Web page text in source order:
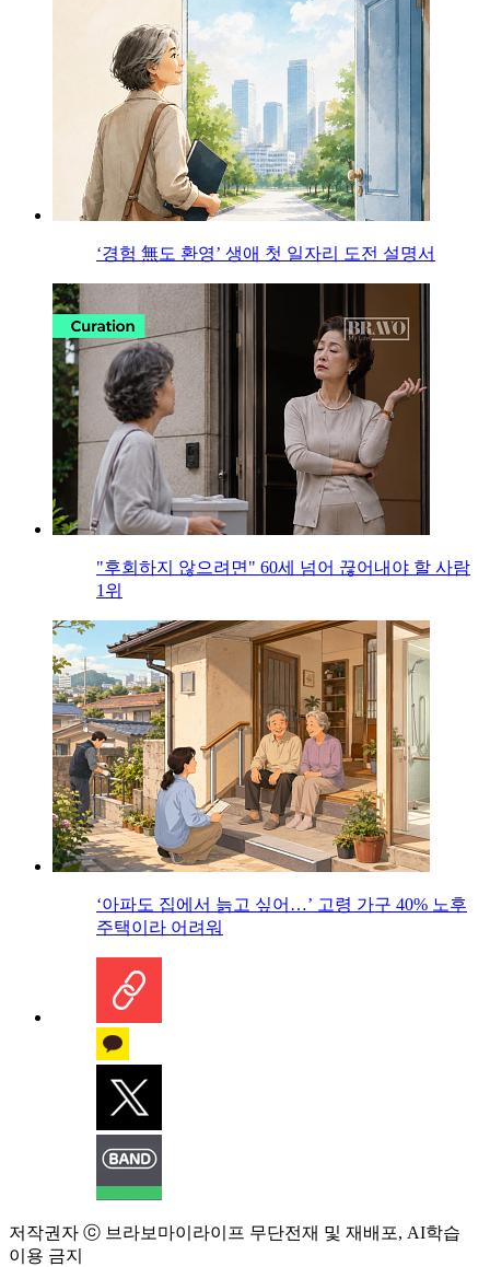
‘경험 無도 환영’ 생애 첫 일자리 도전 설명서
"후회하지 않으려면" 60세 넘어 끊어내야 할 사람
1위
‘아파도 집에서 늙고 싶어…’ 고령 가구 40% 노후
주택이라 어려워
저작권자 ⓒ 브라보마이라이프 무단전재 및 재배포, AI학습
이용 금지